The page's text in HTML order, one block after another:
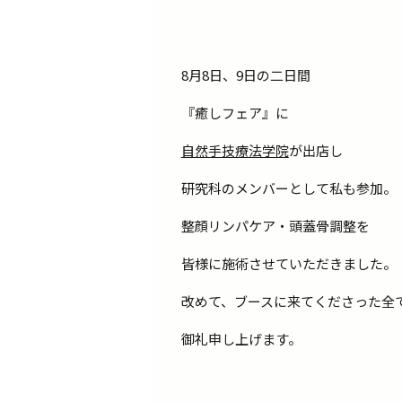
8月8日、9日の二日間
『癒しフェア』に
自然手技療法学院が出店し
研究科のメンバーとして私も参加。
整顔リンパケア・頭蓋骨調整を
皆様に施術させていただきました。
改めて、ブースに来てくださった全
御礼申し上げます。